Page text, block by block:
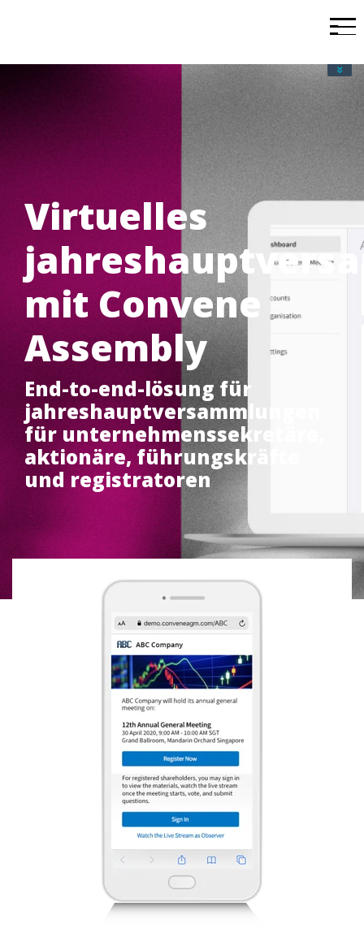
Virtuelles
mit Convene
Assembly
End-to-end-lösung für
jahreshauptversammlungen
für unternehmenssekretäre,
aktionäre, führungskräfte
und registratoren